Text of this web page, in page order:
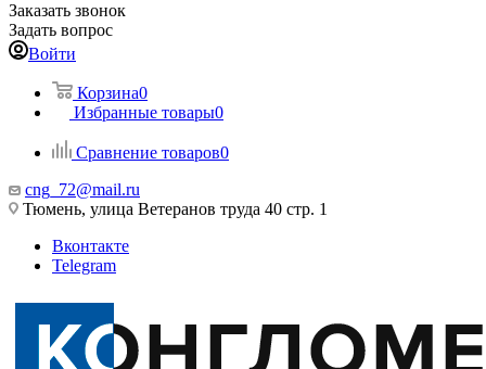
Заказать звонок
Задать вопрос
Войти
Корзина0
Избранные товары0
Сравнение товаров0
cng_72@mail.ru
Тюмень, улица Ветеранов труда 40 стр. 1
Вконтакте
Telegram